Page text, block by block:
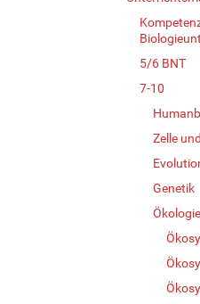
5/6 BNT
7-10
Zelle
Genetik
Ökologie